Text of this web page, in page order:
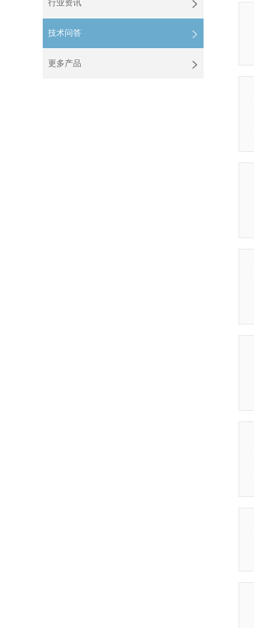
行业资讯
技术问答
更多产品